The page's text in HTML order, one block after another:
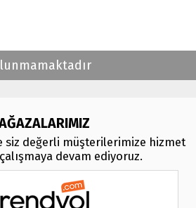
siz değerli müşterilerimize hizmet
devam ediyoruz.